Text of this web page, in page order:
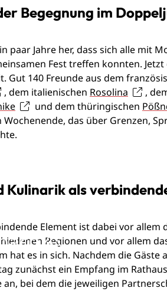
Begegnung im
paar Jahre her, dass sich alle mit
Fest treffen konnten.
Gut 140 Freunde aus dem
, dem italienischen Rosolina ,
und dem thüringischen
das über Grenzen,
Kulinarik als
Element ist dabei vor
Regionen und vor allem
hat es in sich. Nachdem die
zunächst ein Empfang im
an, bei dem die jeweiligen